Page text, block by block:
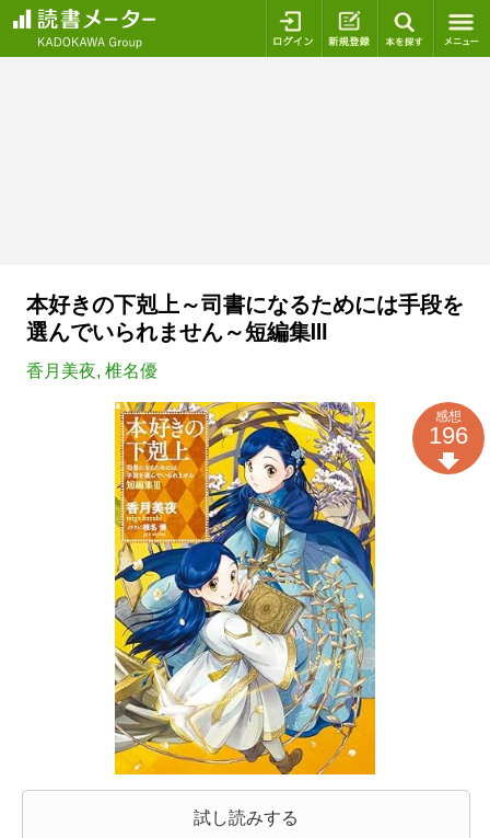
ログイン 新規登録
本好きの下剋上～司書になるためには手段を
選んでいられません～短編集Ⅲ
香月美夜, 椎名優
試し読みする
感想
196